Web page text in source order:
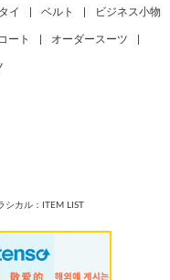
イ ベルト ビジネス小物
コート オーダースーツ
シカル：ITEM LIST